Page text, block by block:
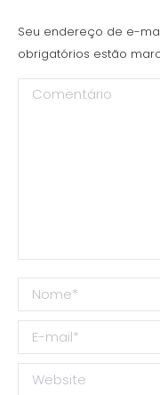
Seu endereço de e-
obrigatórios estão
Comentário
Nome *
E-mail *
Website